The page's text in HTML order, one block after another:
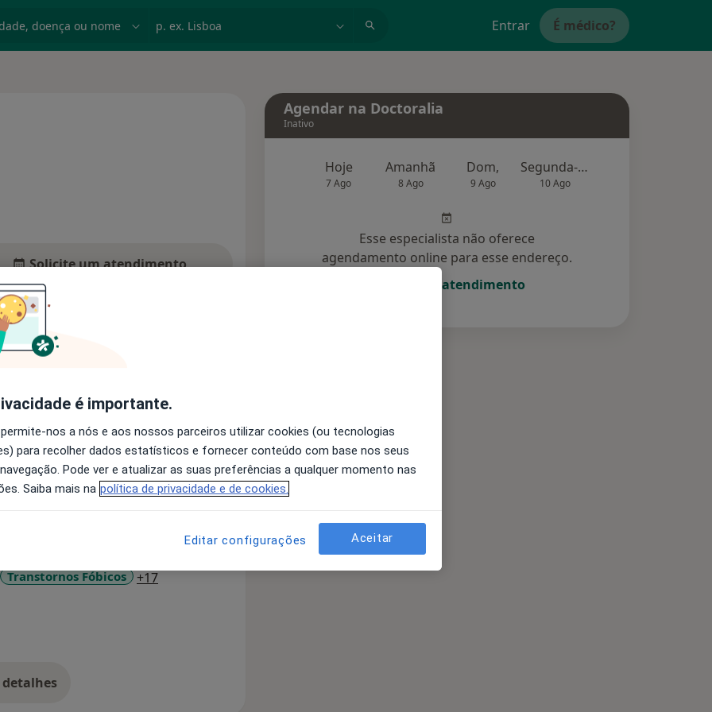
Entrar É médico?
Solicite um atendimento
bela cidade de Aveiro, sou formada
tendo realizado o nível 1
Avançada em Entrevista
para o futuro. O objetivo maior
qualificada, assertiva e eficaz que
adequadas para saber voar
Transtornos Fóbicos +17a11y_sr_more_diseases
a experiência
Agendar na Doctoralia
Inativo
Hoje
7 Ago
Amanhã
8 Ago
Dom,
9 Ago
Segunda-feira
10 Ago
Esse especialista não oferece
agendamento online para esse endereço.
Solicite um atendimento
é importante.
nos a nós e aos nossos parceiros utilizar cookies (ou tecnologias
para recolher dados estatísticos e fornecer conteúdo com base nos seus
Pode ver e atualizar as suas preferências a qualquer momento nas
Saiba mais na política de privacidade e de cookies.
Editar configurações Aceitar